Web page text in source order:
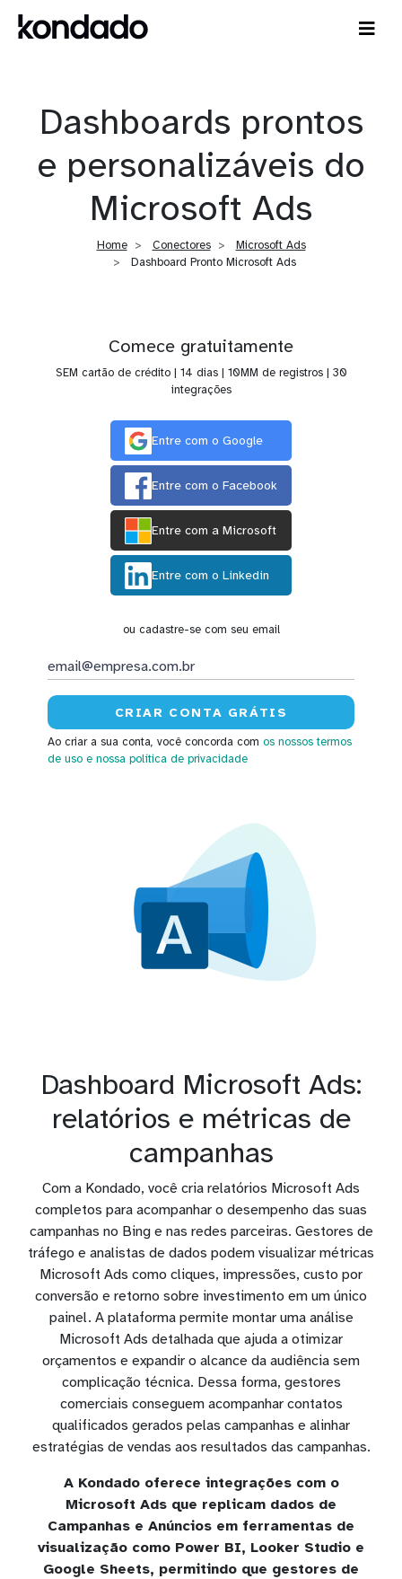
Dashboards prontos
e personalizáveis do
Microsoft Ads
Home Conectores
Microsoft Ads
Dashboard Pronto Microsoft Ads
Comece gratuitamente
SEM cartão de crédito | 14 dias | 10MM de registros | 30
integrações
Entre com o Google
Entre com o Facebook
Entre com a Microsoft
Entre com o Linkedin
ou cadastre-se com seu email
Ao criar a sua conta, você concorda com os nossos termos
de uso e nossa política de privacidade
Dashboard Microsoft Ads:
relatórios e métricas de
campanhas
Com a Kondado, você cria relatórios Microsoft Ads
completos para acompanhar o desempenho das suas
campanhas no Bing e nas redes parceiras. Gestores de
tráfego e analistas de dados podem visualizar métricas
Microsoft Ads como cliques, impressões, custo por
conversão e retorno sobre investimento em um único
painel. A plataforma permite montar uma análise
Microsoft Ads detalhada que ajuda a otimizar
orçamentos e expandir o alcance da audiência sem
complicação técnica. Dessa forma, gestores
comerciais conseguem acompanhar contatos
qualificados gerados pelas campanhas e alinhar
estratégias de vendas aos resultados das campanhas.
A Kondado oferece integrações com o
Microsoft Ads que replicam dados de
Campanhas e Anúncios em ferramentas de
visualização como Power BI, Looker Studio e
Google Sheets, permitindo que gestores de